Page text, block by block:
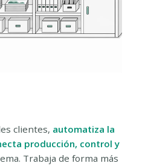
clientes, automatiza la
producción, control y
Trabaja de forma más